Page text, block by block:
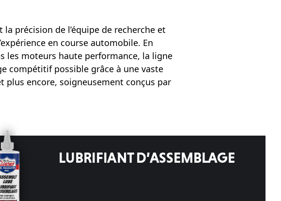
précision de l’équipe de recherche et
en course automobile. En
les moteurs haute performance, la ligne
compétitif possible grâce à une vaste
plus encore, soigneusement conçus par
LUBRIFIANT D’ASSEMBLAGE